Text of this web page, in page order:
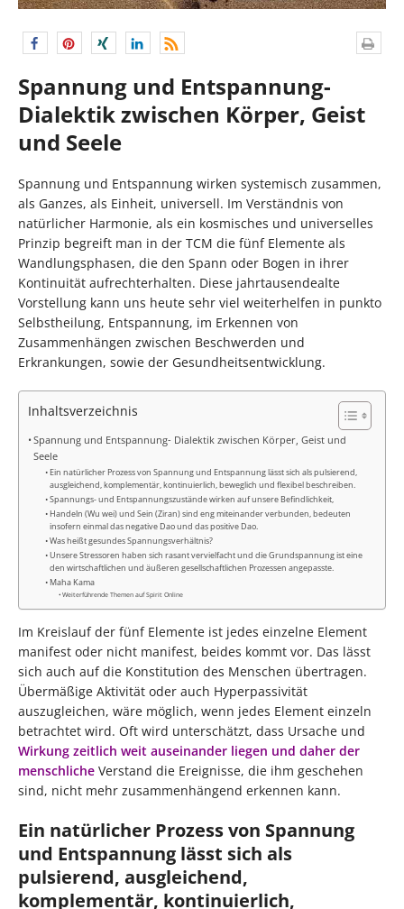
Spannung und Entspannung-
Dialektik zwischen Körper, Geist
und Seele
Spannung und Entspannung wirken systemisch zusammen,
als Ganzes, als Einheit, universell. Im Verständnis von
natürlicher Harmonie, als ein kosmisches und universelles
Prinzip begreift man in der TCM die fünf Elemente als
Wandlungsphasen, die den Spann oder Bogen in ihrer
Kontinuität aufrechterhalten. Diese jahrtausendealte
Vorstellung kann uns heute sehr viel weiterhelfen in punkto
Selbstheilung, Entspannung, im Erkennen von
Zusammenhängen zwischen Beschwerden und
Erkrankungen, sowie der Gesundheitsentwicklung.
Inhaltsverzeichnis
Spannung und Entspannung- Dialektik zwischen Körper, Geist und
Seele
Ein natürlicher Prozess von Spannung und Entspannung lässt sich als pulsierend,
ausgleichend, komplementär, kontinuierlich, beweglich und flexibel beschreiben.
Spannungs- und Entspannungszustände wirken auf unsere Befindlichkeit,
Handeln (Wu wei) und Sein (Ziran) sind eng miteinander verbunden, bedeuten
insofern einmal das negative Dao und das positive Dao.
Was heißt gesundes Spannungsverhältnis?
Unsere Stressoren haben sich rasant vervielfacht und die Grundspannung ist eine
den wirtschaftlichen und äußeren gesellschaftlichen Prozessen angepasste.
Maha Kama
Weiterführende Themen auf Spirit Online
Im Kreislauf der fünf Elemente ist jedes einzelne Element
manifest oder nicht manifest, beides kommt vor. Das lässt
sich auch auf die Konstitution des Menschen übertragen.
Übermäßige Aktivität oder auch Hyperpassivität
auszugleichen, wäre möglich, wenn jedes Element einzeln
betrachtet wird. Oft wird unterschätzt, dass Ursache und
Wirkung zeitlich weit auseinander liegen und daher der
menschliche Verstand die Ereignisse, die ihm geschehen
sind, nicht mehr zusammenhängend erkennen kann.
Ein natürlicher Prozess von Spannung
und Entspannung lässt sich als
pulsierend, ausgleichend,
komplementär, kontinuierlich,